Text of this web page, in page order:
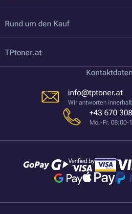
Rund um den Kauf
TPtoner.at
Kontaktdaten
info@tptoner.at
Wir antworten
+43 670
Mo.-Fr. 08:00-